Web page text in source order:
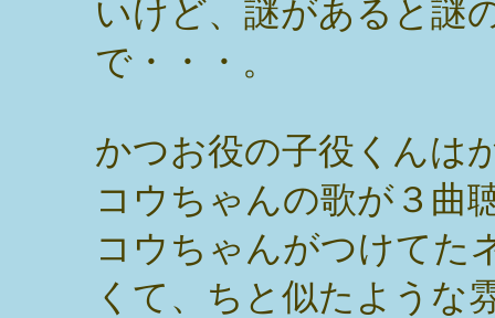
いけど、謎があると謎
で・・・。
かつお役の子役くんは
コウちゃんの歌が３曲
コウちゃんがつけてた
くて、ちと似たような